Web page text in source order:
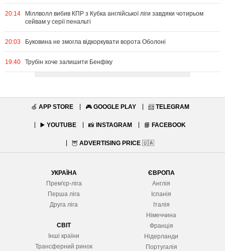
20:14
Міллволл вибив КПР з Кубка англійської ліги завдяки чотирьом
сейвам у серії пенальті
20:03 Буковина не змогла відкоркувати ворота Оболоні
19:40 Трубін хоче залишити Бенфіку
🍏 APP STORE 🎮 GOOGLE PLAY 📨 TELEGRAM
▶️ YOUTUBE 📸 INSTAGRAM 📘 FACEBOOK
🦉 ADVERTISING PRICE 🇺🇦
УКРАЇНА
Прем'єр-ліга
Перша ліга
Друга ліга
СВІТ
Інші країни
Трансферний ринок
ЄВРОПА
Англія
Іспанія
Італія
Німеччина
Франція
Нідерланди
Португалія